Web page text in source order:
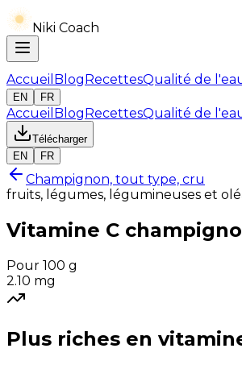
Niki Coach
Accueil BlogRecettesQualité de
EN
FR
Accueil BlogRecettesQualité de
Télécharger
EN
FR
Champignon, tout type, cru
fruits, légumes, légumineuses et
Vitamine C
Pour 100 g
2.10 mg
Plus riches en